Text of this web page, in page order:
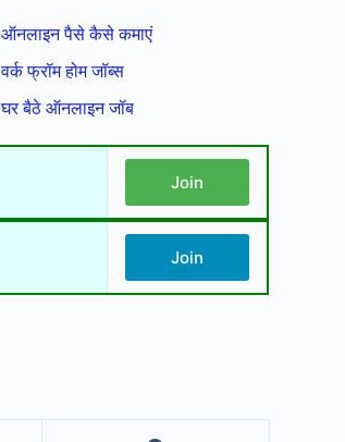
ऑनलाइन पैसे कैसे कमाएं
वर्क फ्रॉम होम जॉब्स
घर बैठे ऑनलाइन जॉब
Join
Join